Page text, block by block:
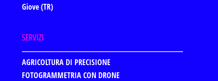
Giove (TR)
SERVIZI
AGRICOLTURA DI PRECISIONE
FOTOGRAMMETRIA CON DRONE